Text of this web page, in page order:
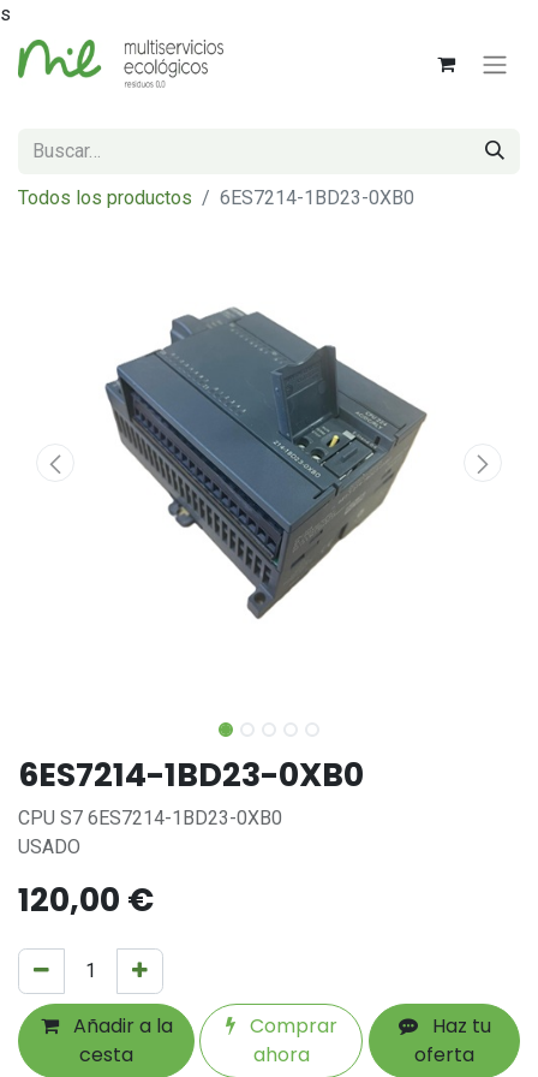
s
Todos los productos 6ES7214-1BD23-0XB0
6ES7214-1BD23-0XB0
CPU S7 6ES7214-1BD23-0XB0
USADO
120,00 €
Añadir a la
cesta
Comprar
ahora
Haz tu
oferta